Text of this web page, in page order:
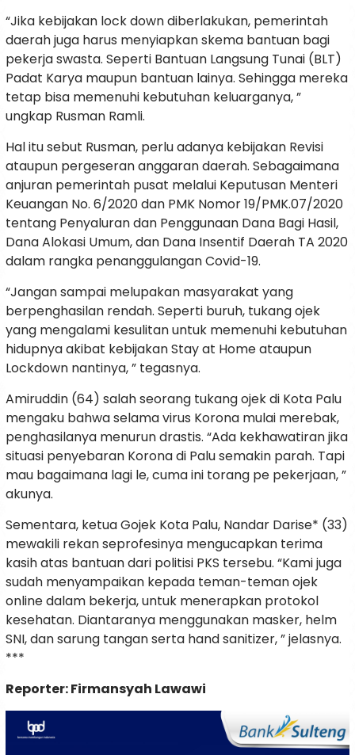
“Jika kebijakan lock down diberlakukan, pemerintah
daerah juga harus menyiapkan skema bantuan bagi
pekerja swasta. Seperti Bantuan Langsung Tunai (BLT)
Padat Karya maupun bantuan lainya. Sehingga mereka
tetap bisa memenuhi kebutuhan keluarganya, ”
ungkap Rusman Ramli.
Hal itu sebut Rusman, perlu adanya kebijakan Revisi
ataupun pergeseran anggaran daerah. Sebagaimana
anjuran pemerintah pusat melalui Keputusan Menteri
Keuangan No. 6/2020 dan PMK Nomor 19/PMK.07/2020
tentang Penyaluran dan Penggunaan Dana Bagi Hasil,
Dana Alokasi Umum, dan Dana Insentif Daerah TA 2020
dalam rangka penanggulangan Covid-19.
“Jangan sampai melupakan masyarakat yang
berpenghasilan rendah. Seperti buruh, tukang ojek
yang mengalami kesulitan untuk memenuhi kebutuhan
hidupnya akibat kebijakan Stay at Home ataupun
Lockdown nantinya, ” tegasnya.
Amiruddin (64) salah seorang tukang ojek di Kota Palu
mengaku bahwa selama virus Korona mulai merebak,
penghasilanya menurun drastis. “Ada kekhawatiran jika
situasi penyebaran Korona di Palu semakin parah. Tapi
mau bagaimana lagi le, cuma ini torang pe pekerjaan, ”
akunya.
Sementara, ketua Gojek Kota Palu, Nandar Darise* (33)
mewakili rekan seprofesinya mengucapkan terima
kasih atas bantuan dari politisi PKS tersebu. “Kami juga
sudah menyampaikan kepada teman-teman ojek
online dalam bekerja, untuk menerapkan protokol
kesehatan. Diantaranya menggunakan masker, helm
SNI, dan sarung tangan serta hand sanitizer, ” jelasnya.
***
Reporter: Firmansyah Lawawi